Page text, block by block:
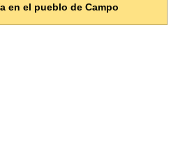
en el pueblo de Campo